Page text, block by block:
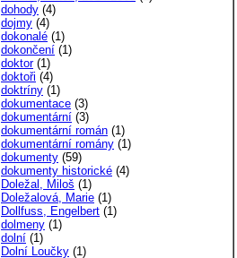
dohody (4)
dojmy (4)
dokonalé (1)
dokončení (1)
doktor(1)
doktoři (4)
doktríny (1)
dokumentace (3)
dokumentární (3)
dokumentární román (1)
dokumentární romány (1)
dokumenty (59)
dokumenty historické (4)
Doležal, Miloš (1)
Doležalová, Marie (1)
Dollfuss, Engelbert (1)
dolmeny (1)
dolní (1)
Dolní Loučky (1)